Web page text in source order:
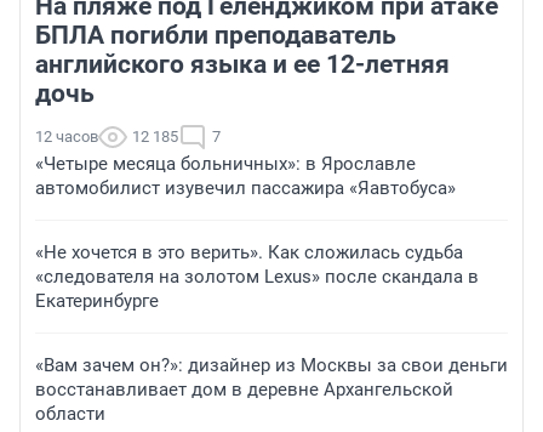
На пляже под Геленджиком при атаке
БПЛА погибли преподаватель
английского языка и ее 12-летняя
дочь
12 часов 12 185 7
«Четыре месяца больничных»: в Ярославле
автомобилист изувечил пассажира «Яавтобуса»
«Не хочется в это верить». Как сложилась судьба
«следователя на золотом Lexus» после скандала в
Екатеринбурге
«Вам зачем он?»: дизайнер из Москвы за свои деньги
восстанавливает дом в деревне Архангельской
области